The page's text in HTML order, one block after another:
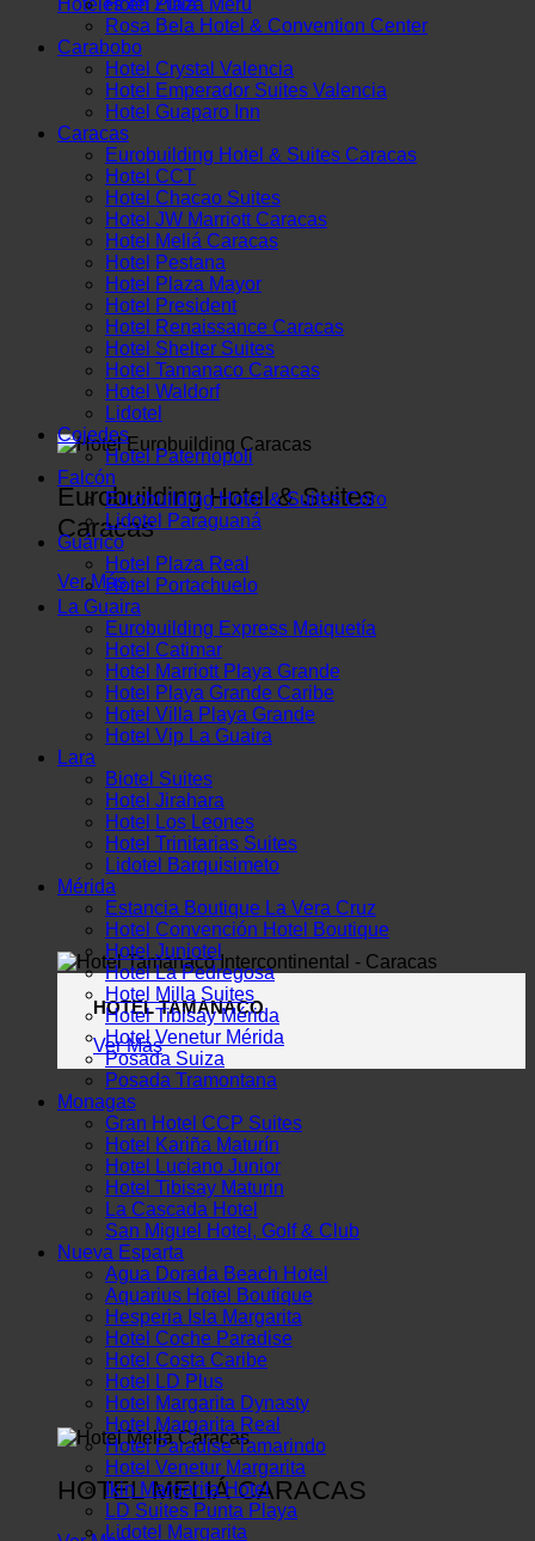
Hoteles en Zulia
Eurobuilding Hotel & Suites
Caracas
Ver Más
HOTEL TAMANACO
Ver Más
HOTEL MELIÁ CARACAS
Hotel Plaza Merú
Rosa Bela Hotel & Convention Center
Carabobo
Hotel Crystal Valencia
Hotel Emperador Suites Valencia
Hotel Guaparo Inn
Caracas
Eurobuilding Hotel & Suites Caracas
Hotel CCT
Hotel Chacao Suites
Hotel JW Marriott Caracas
Hotel Meliá Caracas
Hotel Pestana
Hotel Plaza Mayor
Hotel President
Hotel Renaissance Caracas
Hotel Shelter Suites
Hotel Tamanaco Caracas
Hotel Waldorf
Lidotel
Cojedes
Hotel Paternopoli
Falcón
Eurobuilding Hotel & Suites Coro
Lidotel Paraguaná
Guárico
Hotel Plaza Real
Hotel Portachuelo
La Guaira
Eurobuilding Express Maiquetía
Hotel Catimar
Hotel Marriott Playa Grande
Hotel Playa Grande Caribe
Hotel Villa Playa Grande
Hotel Vip La Guaira
Lara
Biotel Suites
Hotel Jirahara
Hotel Los Leones
Hotel Trinitarias Suites
Lidotel Barquisimeto
Mérida
Estancia Boutique La Vera Cruz
Hotel Convención Hotel Boutique
Hotel Juniotel
Hotel La Pedregosa
Hotel Milla Suites
Hotel Tibisay Mérida
Hotel Venetur Mérida
Posada Suiza
Posada Tramontana
Monagas
Gran Hotel CCP Suites
Hotel Kariña Maturín
Hotel Luciano Junior
Hotel Tibisay Maturin
La Cascada Hotel
San Miguel Hotel, Golf & Club
Nueva Esparta
Agua Dorada Beach Hotel
Aquarius Hotel Boutique
Hesperia Isla Margarita
Hotel Coche Paradise
Hotel Costa Caribe
Hotel LD Plus
Hotel Margarita Dynasty
Hotel Margarita Real
Hotel Paradise Tamarindo
Hotel Venetur Margarita
Ikin Margarita Hotel
LD Suites Punta Playa
Lidotel Margarita